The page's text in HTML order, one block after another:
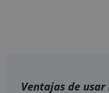
Ventajas de